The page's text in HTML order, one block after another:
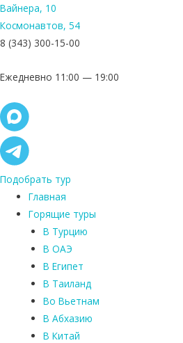
Вайнера, 10
Космонавтов, 54
8 (343) 300-15-00
Ежедневно 11:00 — 19:00
Подобрать тур
Главная
Горящие туры
В Турцию
В ОАЭ
В Египет
В Таиланд
Во Вьетнам
В Абхазию
В Китай